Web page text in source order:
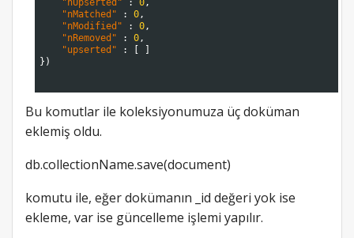
"nMatched"
: 0 ,
"nModified"
: 0 ,
"nRemoved"
: 0 ,
"upserted"
: [
]
} )
Bu komutlar ile koleksiyonumuza üç doküman
eklemiş oldu.
db.collectionName.save(document)
komutu ile, eğer dokümanın _id değeri yok ise
ekleme, var ise güncelleme işlemi yapılır.